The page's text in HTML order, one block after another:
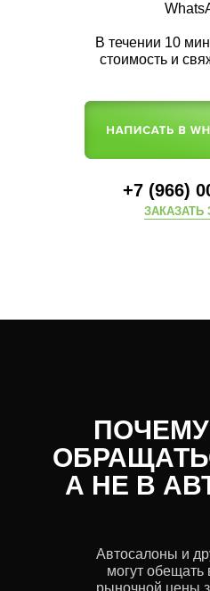
В течении 10
стоимость и
+7 (966)
ЗАКАЗАТЬ
Автосалоны и
могут
рыночной цены
А НЕ В